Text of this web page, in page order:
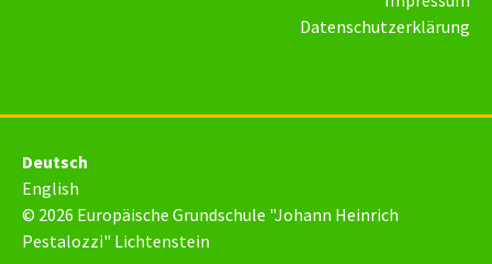
Datenschutzerklärung
Deutsch
English
© 2026 Europäische Grundschule "Johann Heinrich
Pestalozzi" Lichtenstein